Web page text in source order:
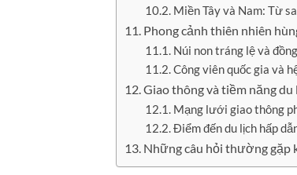
Miền Tây và Nam: Từ
Phong cảnh thiên nhiên
Núi non tráng lệ và
Công viên quốc gia và
Giao thông và tiềm năng
Mạng lưới giao thông
Điểm đến du lịch hấp
Những câu hỏi thường